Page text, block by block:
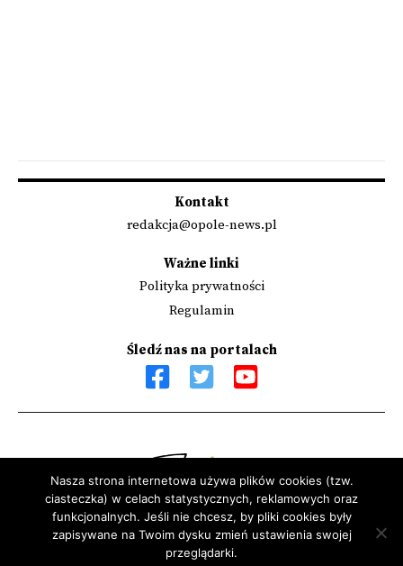
Kontakt
redakcja@opole-news.pl
Ważne linki
Polityka prywatności
Regulamin
Śledź nas na portalach
Sfinansowano przez Narodowy Instytut Wolności - Centrum
Rozwoju Społeczeństwa Obywatelskiego ze środków Programu
Rozwoju Organizacji Obywatelskich na lata 2018 – 2030
Nasza strona internetowa używa plików cookies (tzw.
ciasteczka) w celach statystycznych, reklamowych oraz
funkcjonalnych. Jeśli nie chcesz, by pliki cookies były
zapisywane na Twoim dysku zmień ustawienia swojej
przeglądarki.